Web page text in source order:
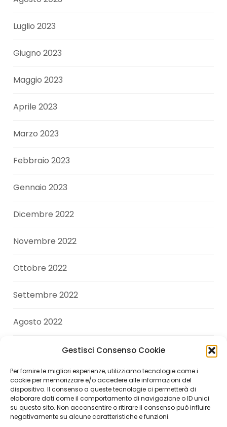
Gestisci Consenso Cookie
Per fornire le migliori esperienze, utilizziamo tecnologie come i
cookie per memorizzare e/o accedere alle informazioni del
dispositivo. Il consenso a queste tecnologie ci permetterà di
elaborare dati come il comportamento di navigazione o ID unici
su questo sito. Non acconsentire o ritirare il consenso può influire
negativamente su alcune caratteristiche e funzioni.
Luglio 2023
Giugno 2023
Maggio 2023
Aprile 2023
Marzo 2023
Febbraio 2023
Gennaio 2023
Dicembre 2022
Novembre 2022
Ottobre 2022
Settembre 2022
Agosto 2022
Giugno 2022
Aprile 2022